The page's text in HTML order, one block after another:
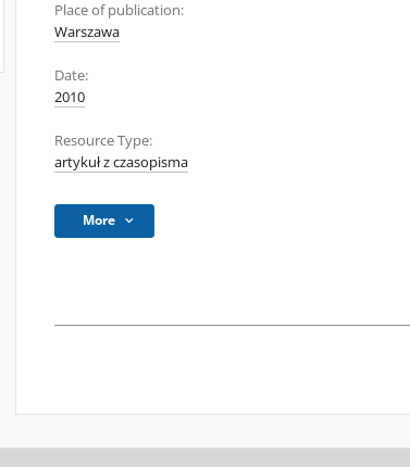
Place of publication:
Warszawa
Date:
2010
Resource Type:
artykuł z czasopisma
More